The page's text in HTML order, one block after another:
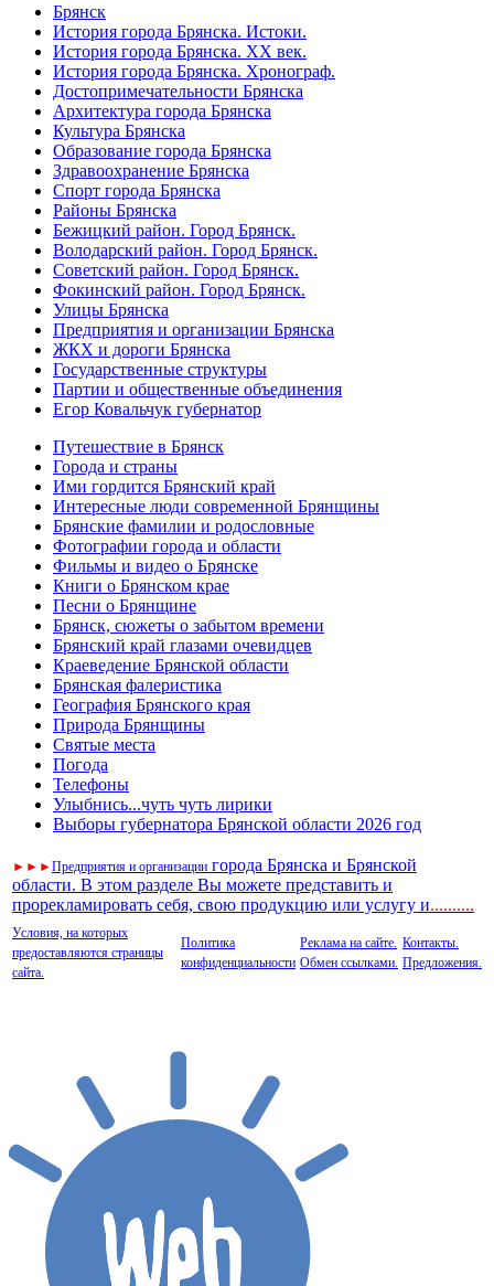
Брянск
История города Брянска. Истоки.
История города Брянска. XX век.
История города Брянска. Хронограф.
Достопримечательности Брянска
Архитектура города Брянска
Культура Брянска
Образование города Брянска
Здравоохранение Брянска
Спорт города Брянска
Районы Брянска
Бежицкий район. Город Брянск.
Володарский район. Город Брянск.
Советский район. Город Брянск.
Фокинский район. Город Брянск.
Улицы Брянска
Предприятия и организации Брянска
ЖКХ и дороги Брянска
Государственные структуры
Партии и общественные объединения
Егор Ковальчук губернатор
Путешествие в Брянск
Города и страны
Ими гордится Брянский край
Интересные люди современной Брянщины
Брянские фамилии и родословные
Фотографии города и области
Фильмы и видео о Брянске
Книги о Брянском крае
Песни о Брянщине
Брянск, сюжеты о забытом времени
Брянский край глазами очевидцев
Краеведение Брянской области
Брянская фалеристика
География Брянского края
Природа Брянщины
Святые места
Погода
Телефоны
Улыбнись...чуть чуть лирики
Выборы губернатора Брянской области 2026 год
► ► ►Предприятия и организации города Брянска и Брянской
области. В этом разделе Вы можете представить и
прорекламировать себя, свою продукцию или услугу и..........
Условия, на которых
предоставляются страницы
сайта.
Политика
конфиденциальности
Реклама на сайте.
Обмен ссылками.
Контакты.
Предложения.